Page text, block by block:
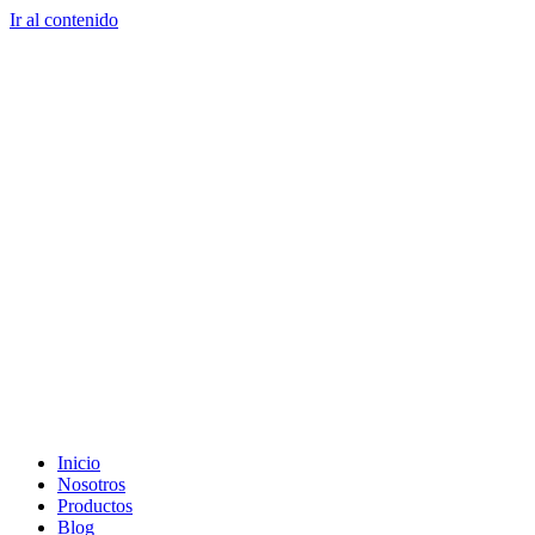
Ir al contenido
Inicio
Nosotros
Productos
Blog